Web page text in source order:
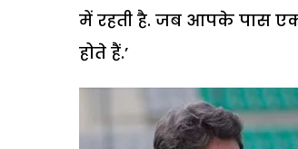
में रहती है. जब आपके पास एक
होते हैं.’